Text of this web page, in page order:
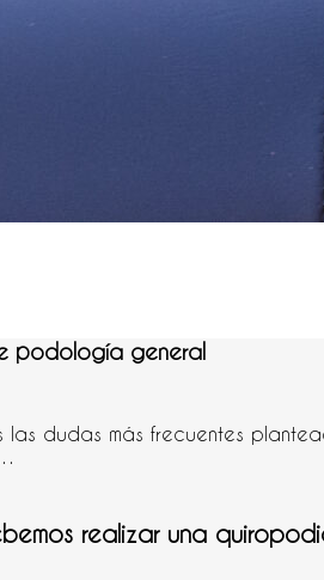
podología general
las dudas más frecuentes
realizar una